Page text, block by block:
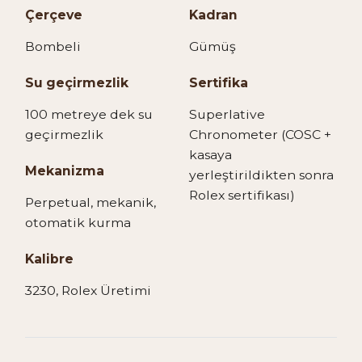
Çerçeve
Bombeli
Su geçirmezlik
100 metreye dek su
geçirmezlik
Mekanizma
Perpetual, mekanik,
otomatik kurma
Kalibre
3230, Rolex Üretimi
Kadran
Gümüş
Sertifika
Superlative
Chronometer (COSC +
kasaya
yerleştirildikten sonra
Rolex sertifikası)